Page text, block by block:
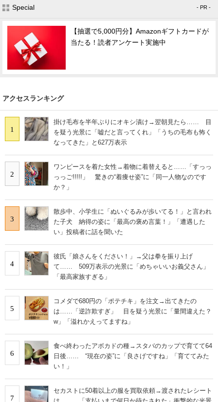
Special - PR -
【抽選で5,000円分】Amazonギフトカードが
当たる！読者アンケート実施中
アクセスランキング
1
掛け毛布を半年ぶりにオキシ漬け→翌朝見たら…… 目
を疑う光景に「嘘だと言ってくれ」「うちの毛布も怖く
なってきた」と627万表示
2
ワンピースを着た女性→着物に着替えると……「すっっ
っっご!!!!!」 驚きの“着痩せ姿”に「同一人物なのです
か？」
3
散歩中、小学生に「ぬいぐるみが歩いてる！」と言われ
た子犬 納得の姿に「最高の褒め言葉！」「遭遇した
い」投稿者に話を聞いた
4
彼氏「娘さんをください！」→父は拳を振り上げ
て…… 509万表示の光景に「めちゃいいお義父さん」
「最高家族すぎる」
5
コメダで680円の「ポテチキ」を注文→出てきたの
は……「逆詐欺すぎ」 目を疑う光景に「量間違えた？
w」「溢れかえってますね」
6
食べ終わったアボカドの種→スタバのカップで育てて64
日後…… “現在の姿”に「良さげですね」「育ててみた
い！」
7
セカストに50着以上の服を買取依頼→渡されたレシート